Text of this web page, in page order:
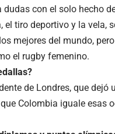
dudas con el solo hecho
el tiro deportivo y la vela,
mejores del mundo,
el rugby femenino.
de Londres, que
Colombia iguale esas